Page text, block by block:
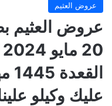
عروض العثيم
عروض العثيم
عليك وكيلو